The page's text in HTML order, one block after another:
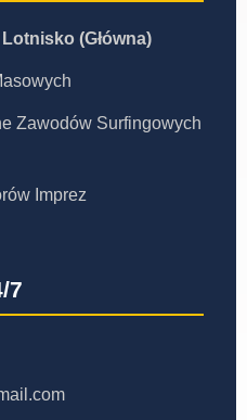
(Główna)
Zawodów Surfingowych
Imprez
7